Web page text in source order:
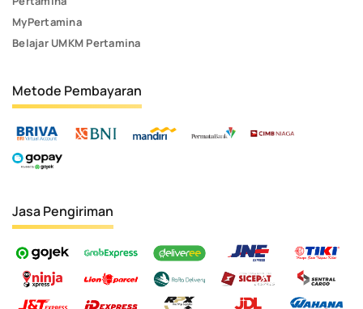
MyPertamina
Belajar UMKM Pertamina
Metode Pembayaran
Jasa Pengiriman